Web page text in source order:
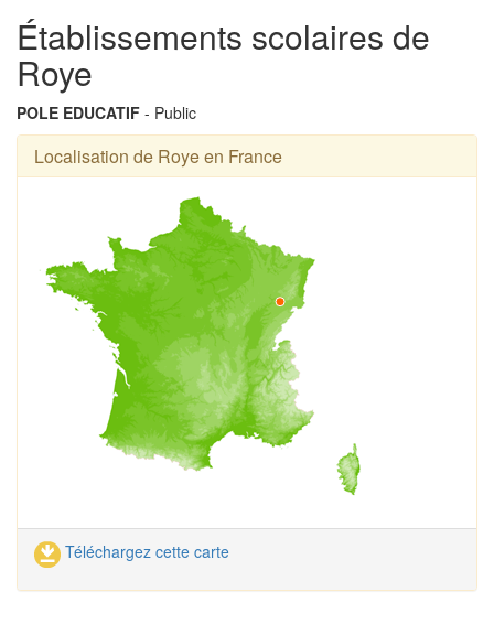
Établissements scolaires de
Roye
POLE EDUCATIF - Public
Localisation de Roye en France
Téléchargez cette carte